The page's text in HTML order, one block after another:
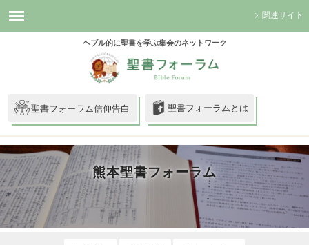
関連サイト
ヘブル的に聖書を学ぶ集会のネットワーク
聖書フォーラム信仰告白 聖書フォーラムとは
熊本聖書フォーラム